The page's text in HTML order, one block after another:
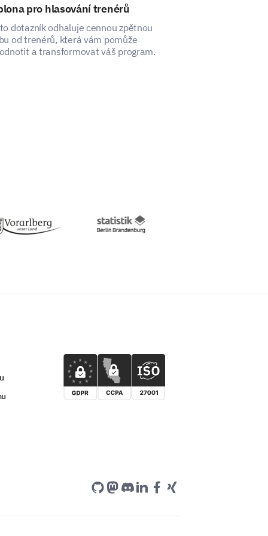
and the resources available
professional development?
pro hlasování trenérů
dotazník odhaluje cennou zpětnou
od trenérů, která vám pomůže
a transformovat váš program.